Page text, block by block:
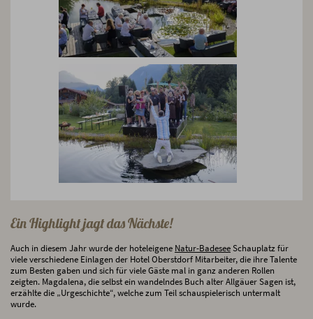
Ein Highlight jagt das Nächste!
Auch in diesem Jahr wurde der hoteleigene Natur-BadeseeSchauplatz für
viele verschiedene Einlagen der Hotel Oberstdorf Mitarbeiter, die ihre Talente
zum Besten gaben und sich für viele Gäste mal in ganz anderen Rollen
zeigten. Magdalena, die selbst ein wandelndes Buch alter Allgäuer Sagen ist,
erzählte die „Urgeschichte“, welche zum Teil schauspielerisch untermalt
wurde.